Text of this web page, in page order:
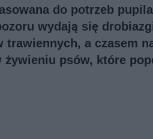
do potrzeb
wydają się
a czasem
psów, które